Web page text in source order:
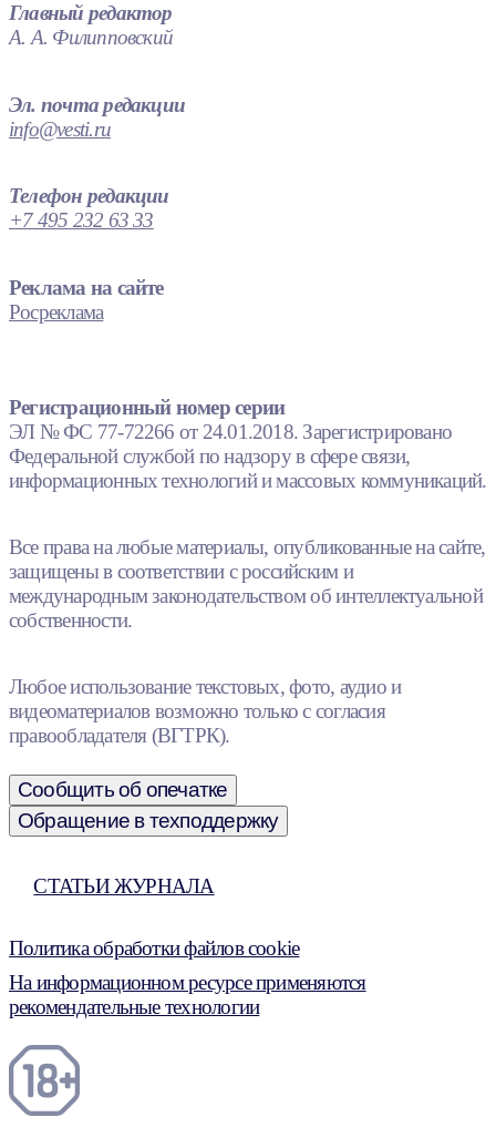
Главный редактор
А. А. Филипповский
Эл. почта редакции
info@vesti.ru
Телефон редакции
+7 495 232 63 33
Реклама на сайте
Росреклама
Регистрационный номер серии
ЭЛ № ФС 77-72266 от 24.01.2018. Зарегистрировано
Федеральной службой по надзору в сфере связи,
информационных технологий и массовых коммуникаций.
Все права на любые материалы, опубликованные на сайте,
защищены в соответствии с российским и
международным законодательством об интеллектуальной
собственности.
Любое использование текстовых, фото, аудио и
видеоматериалов возможно только с согласия
правообладателя (ВГТРК).
Сообщить об опечатке
Обращение в техподдержку
СТАТЬИ ЖУРНАЛА
Политика обработки файлов cookie
На информационном ресурсе применяются
рекомендательные технологии